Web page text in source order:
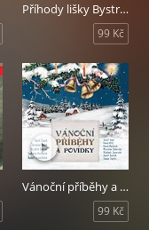
Příhody lišky Bystroušky
99 Kč
Vánoční příběhy a povídky
99 Kč